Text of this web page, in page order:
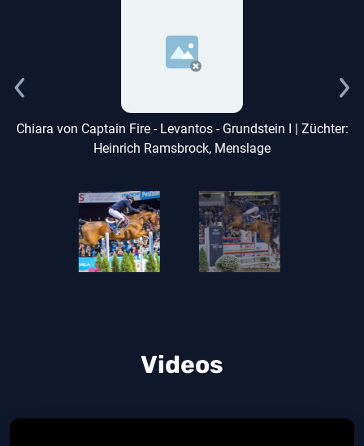
Chiara von Captain Fire - Levantos - Grundstein I | Züchter:
Heinrich Ramsbrock, Menslage
Videos